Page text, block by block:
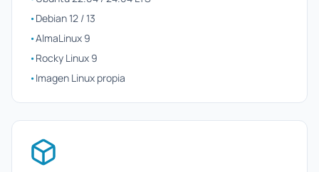
•Debian 12 / 13
•AlmaLinux 9
•Rocky Linux 9
•Imagen Linux propia